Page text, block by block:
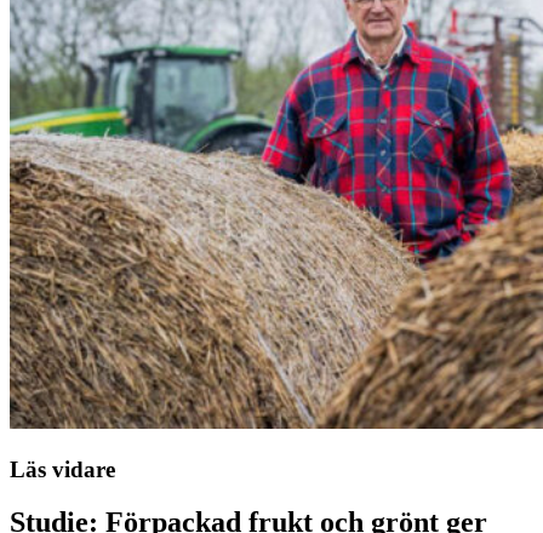
Läs vidare
Studie: Förpackad frukt och grönt ger